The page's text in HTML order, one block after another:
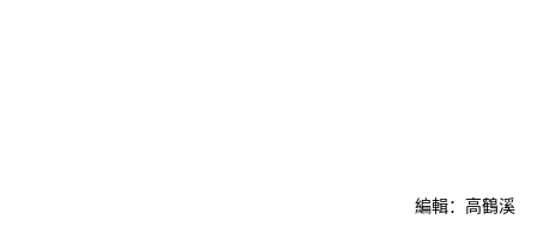
編輯：高鶴溪